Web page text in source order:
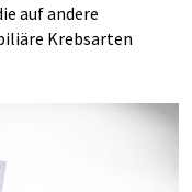
auf andere
Krebsarten